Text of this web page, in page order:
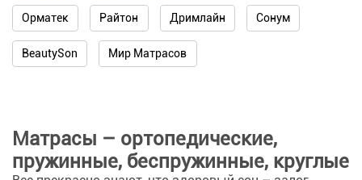
Орматек Райтон Дримлайн Сонум
BeautySon Мир Матрасов
Матрасы – ортопедические,
пружинные, беспружинные, круглые